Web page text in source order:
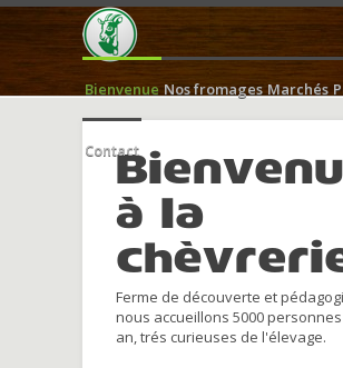
Bienvenue Nos fromages Marchés
Contact
à la
Ferme de découverte et
nous accueillons 5000
an, trés curieuses de l'élevage.